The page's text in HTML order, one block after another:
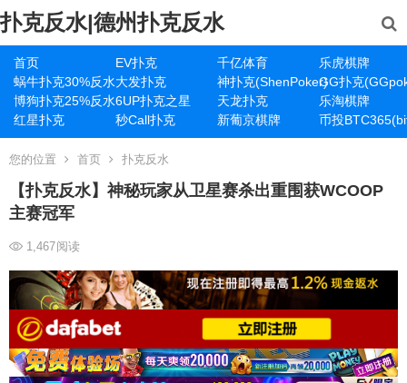
扑克反水|德州扑克反水
首页 EV扑克 千亿体育
乐虎棋牌
蜗牛扑克30%反水大发扑克 神扑克(ShenPoker)GG扑克
博狗扑克25%反水6UP扑克之星 天龙扑克
乐淘棋牌
红星扑克
秒Call扑克 新葡京棋牌 币投
您的位置 首页 扑克反水
【扑克反水】神秘玩家从卫星赛杀出重围获WCOOP
主赛冠军
1,467阅读